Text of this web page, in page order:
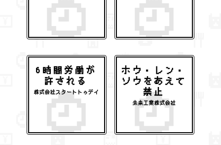
6時間労働が
許される
株式会社スタートトゥデイ
ホウ・レン・
ソウをあえて
禁止
未来工業株式会社